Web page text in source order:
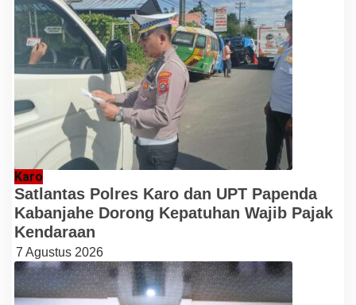
Karo
Satlantas Polres Karo dan UPT Papenda
Kabanjahe Dorong Kepatuhan Wajib Pajak
Kendaraan
7 Agustus 2026